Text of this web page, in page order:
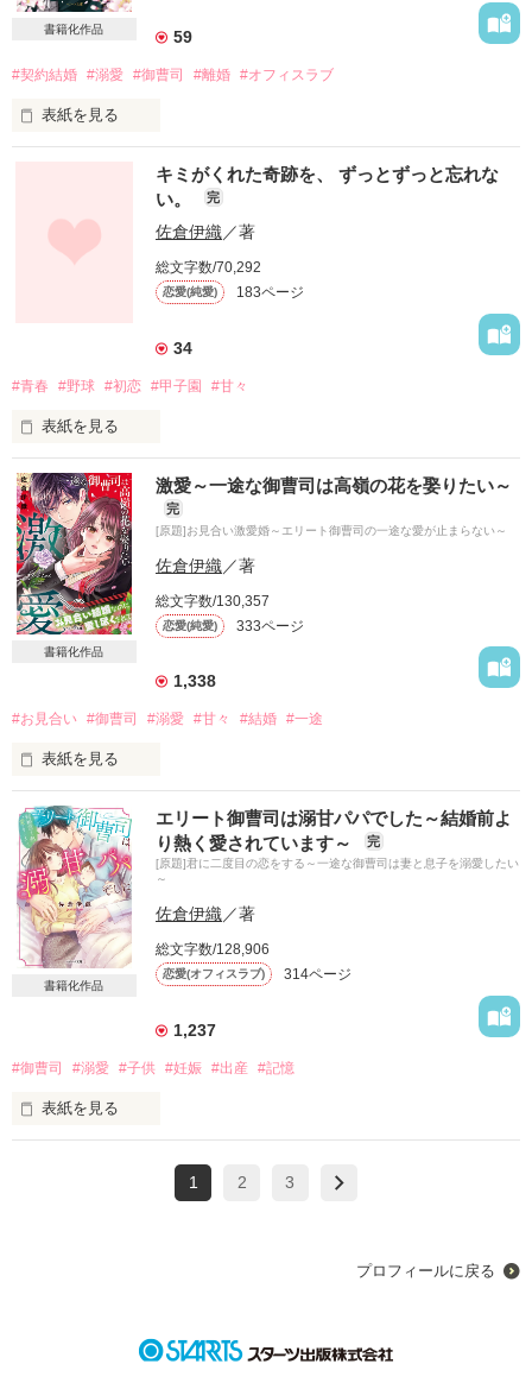
「俺と結婚しよう」
突然の政略結婚の提案に
互いの利益のためだけに選んだ結婚だったのに
「何度この唇に口づけしたいと思ったか」
彼の熱い眼差しに、心も体も溶かされていく――。
書籍化作品 59
#契約結婚 #溺愛 #御曹司 #離婚 #オフィスラブ
表紙を見る
離婚前提の契約結婚。
双方の思惑は一致しているものの
婚姻届の横には、離婚届が。
お互いに好きな人ができたら別れられる契約を結んだけれ
どうしてこんなに胸が痛いの？
ベリーズ文庫として書籍化。
こちらは試し読みです。
2020.10.26
キミがくれた奇跡を、 ずっとずっと忘れな
い。
完
佐倉伊織／著
総文字数/70,292
恋愛(純愛) 183ページ
34
#青春 #野球 #初恋 #甲子園 #甘々
表紙を見る
かわいらしい双子の妹といつも比べられる私は、
コンプレックスだらけ。
でも、野球部のマネージャーとして毎日奮闘している。
キャプテンの先輩に、ひそかにあこがれていたけれど
クラスメイトに妹との違いを罵倒されてしまい…。
激しく傷ついた私にそっと寄り添ってくれたのは
同じクラスのエース級ピッチャーの彼。
いつも口が悪いくせに、私を励ます彼は…
「俺がお前を甲子園に連れていく」
ひたむきに甲子園を目指す、努力の人、でした。
『ずっとずっと、キミとあの夏をおぼえてる。』から５年。
旭日高校野球部の、もうひとつの恋のお話。
単行本として書籍化。
こちらは試し読みです。
作品を読む
書籍化作品
激愛～一途な御曹司は高嶺の花を娶りたい～
完
[原題]お見合い激愛婚～エリート御曹司の一途な愛が止まらない～
佐倉伊織／著
総文字数/130,357
恋愛(純愛) 333ページ
1,338
#お見合い #御曹司 #溺愛 #甘々 #結婚 #一途
表紙を見る
お見合いに現れたのは
窮地を救ってくれたあの人でした。
グイグイ迫られて
どんどん心が奪われていくのに
大企業の御曹司だと知り、尻込みするけれど……。
「どうしようもなく、君を俺だけのものにしたい」
甘い新婚生活が始まりました。
自他ともに認める植物オタク
じゃじゃ馬フローリスト
作品を読む
書籍化作品
エリート御曹司は溺甘パパでした～結婚前よ
り熱く愛されています～
完
[原題]君に二度目の恋をする～一途な御曹司は妻と息子を溺愛したい
～
佐倉伊織／著
総文字数/128,906
恋愛(オフィスラブ) 314ページ
1,237
#御曹司 #溺愛 #子供 #妊娠 #出産 #記憶
表紙を見る
この先、幸せが待っているはずだったのに
思わぬ出来事が待ち構えていて……。
1 2 3
プロフィールに戻る